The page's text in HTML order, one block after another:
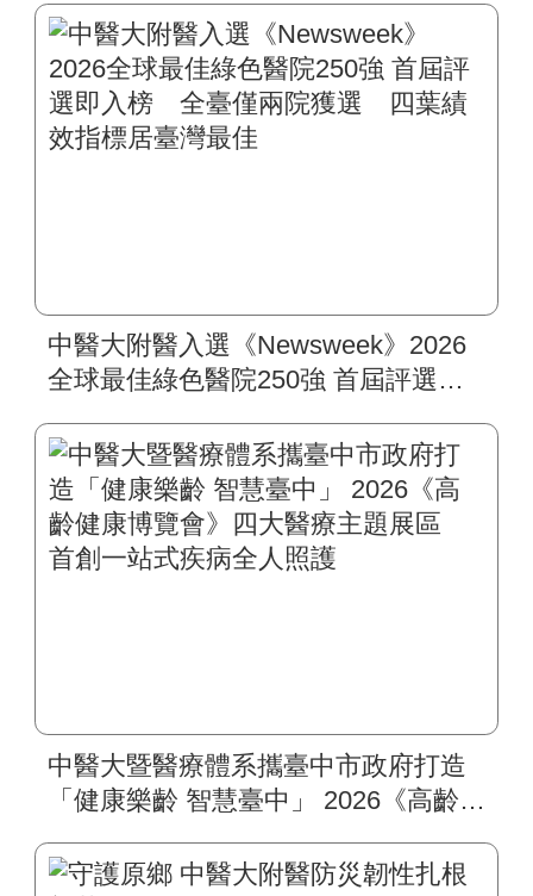
中醫大附醫入選《Newsweek》2026
全球最佳綠色醫院250強 首屆評選即
標居臺灣最佳
中醫大暨醫療體系攜臺中市政府打造
「健康樂齡 智慧臺中」 2026《高齡健
一站式疾病全人照護